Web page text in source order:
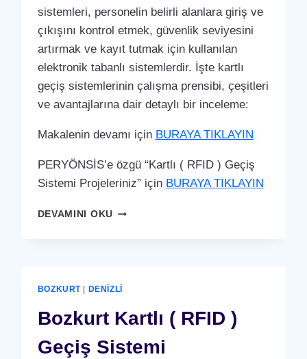
sistemleri, personelin belirli alanlara giriş ve
çıkışını kontrol etmek, güvenlik seviyesini
artırmak ve kayıt tutmak için kullanılan
elektronik tabanlı sistemlerdir. İşte kartlı
geçiş sistemlerinin çalışma prensibi, çeşitleri
ve avantajlarına dair detaylı bir inceleme:
Makalenin devamı için BURAYA TIKLAYIN
PERYÖNSİS’e özgü “Kartlı ( RFID ) Geçiş
Sistemi Projeleriniz” için BURAYA TIKLAYIN
DEVAMINI OKUBOZKURT
GEÇIŞ
BOZKURT| DENIZLI
Bozkurt Kartlı ( RFID )
Geçiş Sistemi